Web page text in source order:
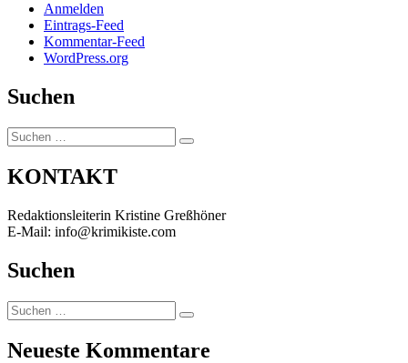
Anmelden
Eintrags-Feed
Kommentar-Feed
WordPress.org
Suchen
Suchen
nach:
Suchen
KONTAKT
Redaktionsleiterin Kristine Greßhöner
E-Mail: info@krimikiste.com
Suchen
Suchen
nach:
Suchen
Neueste Kommentare